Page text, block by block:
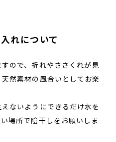
れについて
ので、折れやささくれが見
然素材の風合いとしてお楽
ないようにできるだけ水を
場所で陰干しをお願いしま